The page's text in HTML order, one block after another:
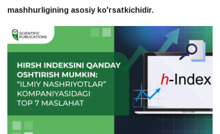
mashhurligining asosiy ko'rsatkichidir.